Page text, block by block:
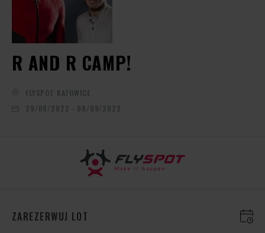
R AND R CAMP!
FLYSPOT KATOWICE
29/08/2022 - 08/09/2022
ZAREZERWUJ LOT